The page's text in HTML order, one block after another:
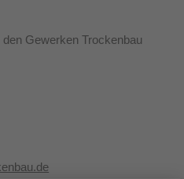
Gewerken Trockenbau